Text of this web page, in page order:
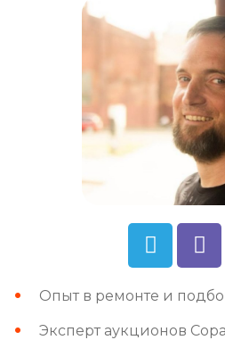
Опыт в ремонте и
Эксперт аукционов